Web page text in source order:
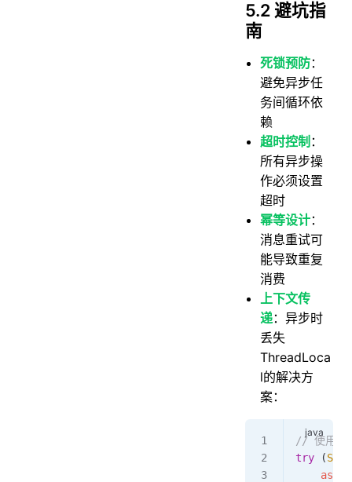
5.2 避坑指
南
死锁预防：
避免异步任
务间循环依
赖
超时控制 ：
所有异步操
作必须设置
超时
幂等设计：
消息重试可
能导致重复
消费
上下文传
递：异步时
丢失
ThreadLoca
l的解决方
案：
// 使用
try (